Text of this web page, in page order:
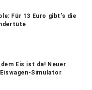
Für 13 Euro gibt’s die
Eis ist da! Neuer
Simulator